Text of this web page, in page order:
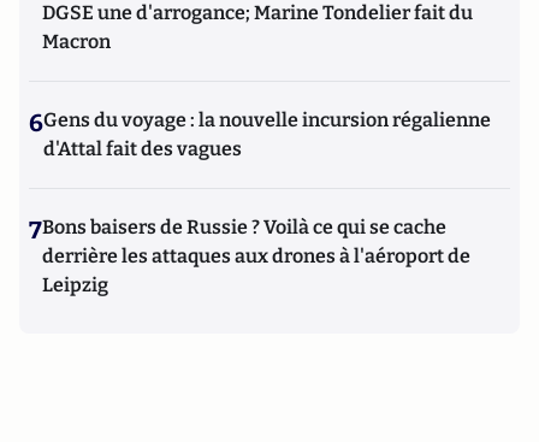
DGSE une d'arrogance; Marine Tondelier fait du
Macron
6Gens du voyage : la nouvelle incursion régalienne
d'Attal fait des vagues
7Bons baisers de Russie ? Voilà ce qui se cache
derrière les attaques aux drones à l'aéroport de
Leipzig